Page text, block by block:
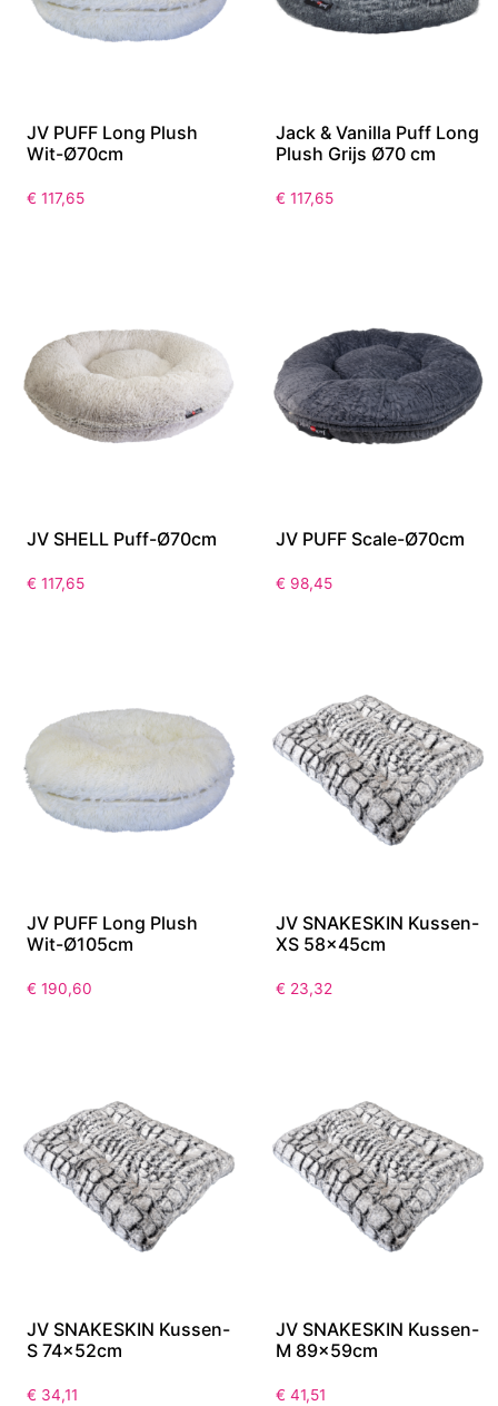
JV PUFF Long Plush
Wit-Ø70cm
€ 117,65
Jack & Vanilla Puff Long
Plush Grijs Ø70 cm
€ 117,65
JV SHELL Puff-Ø70cm
€ 117,65
JV PUFF Scale-Ø70cm
€ 98,45
JV PUFF Long Plush
Wit-Ø105cm
€ 190,60
JV SNAKESKIN Kussen-
XS 58x45cm
€ 23,32
JV SNAKESKIN Kussen-
S 74x52cm
€ 34,11
JV SNAKESKIN Kussen-
M 89x59cm
€ 41,51